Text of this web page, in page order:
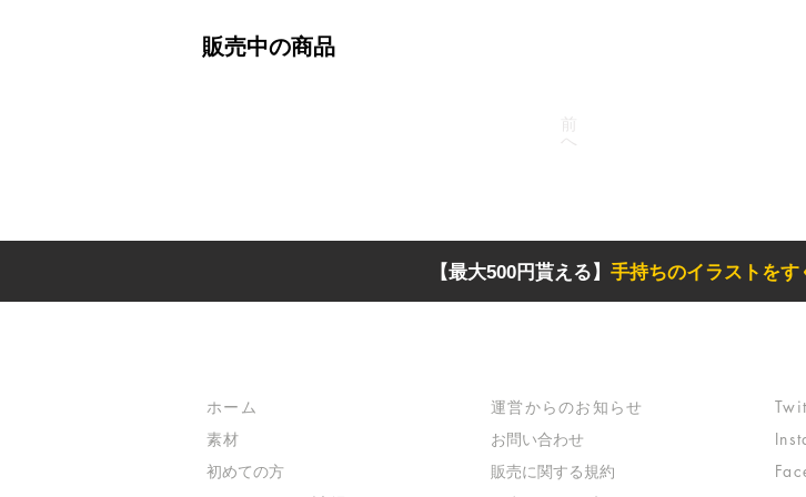
販売中の商品
前
へ
【最大500円貰える】 手持ちのイラストをす
ホーム
素材
初めての方
​運営からのお知らせ
お問い合わせ
​販売に関する規約